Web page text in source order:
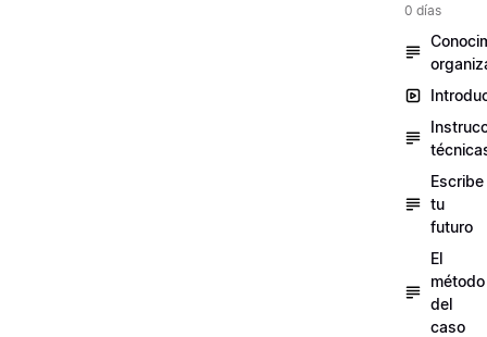
0 días
Escribe
tu
futuro
El
método
del
caso